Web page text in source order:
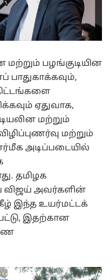
மற்றும் பழங்குடியின
ஏதுவாக,
மற்றும்
மற்றும்
அடிப்படையில்
தமிழக
விஜய் அவர்களின்
இந்த உயர்மட்டக்
இதற்கான